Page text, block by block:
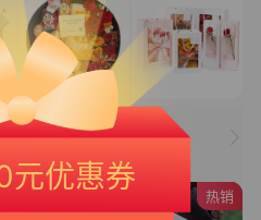
热销
元优惠券
人专享大礼包
人专享大礼包3
效期 365天